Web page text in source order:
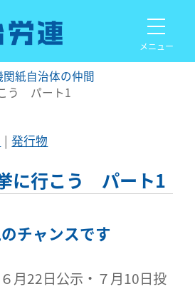
メニュー
関紙自治体の仲間
う パート1
発行物
に行こう パート1
チャンスです
月22日公示・７月10日投